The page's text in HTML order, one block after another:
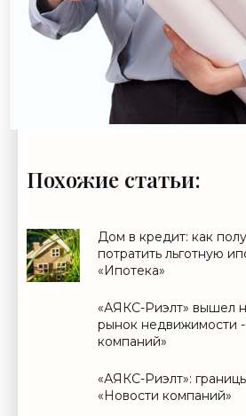
Похожие статьи:
Дом в кредит: как
потратить льготную
«Ипотека»
«АЯКС-Риэлт» вышел
рынок недвижимости
компаний»
«АЯКС-Риэлт»:
«Новости компаний»